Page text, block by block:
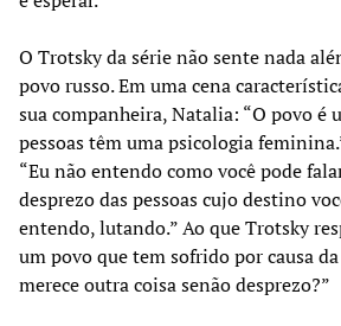
O Trotsky da série não sente nada
povo russo. Em uma cena
sua companheira, Natalia: “O povo é
pessoas têm uma psicologia
“Eu não entendo como você pode
desprezo das pessoas cujo destino
entendo, lutando.” Ao que Trotsky
um povo que tem sofrido por causa
merece outra coisa senão desprezo?”